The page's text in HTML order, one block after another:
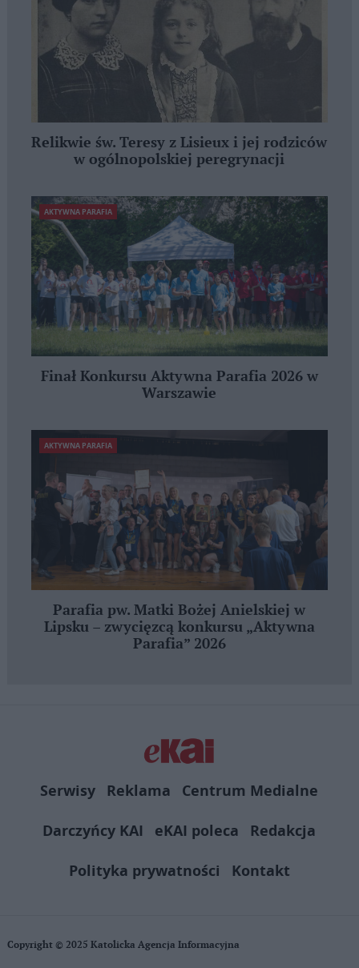
Relikwie św. Teresy z Lisieux i jej rodziców
w ogólnopolskiej peregrynacji
AKTYWNA PARAFIA
Finał Konkursu Aktywna Parafia 2026 w
Warszawie
AKTYWNA PARAFIA
Parafia pw. Matki Bożej Anielskiej w
Lipsku – zwycięzcą konkursu „Aktywna
Parafia” 2026
Serwisy Reklama
Centrum Medialne
Darczyńcy KAI
eKAI poleca
Redakcja
Polityka prywatności
Kontakt
Copyright © 2025 Katolicka Agencja Informacyjna